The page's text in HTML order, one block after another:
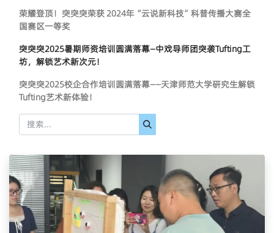
荣耀登顶！突突突荣获 2024年“云说新科技”科普传播大赛全
国赛区一等奖
突突突2025暑期师资培训圆满落幕—中戏导师团突袭Tufting工
坊，解锁艺术新次元！
突突突2025校企合作培训圆满落幕——天津师范大学研究生解锁
Tufting艺术新体验！